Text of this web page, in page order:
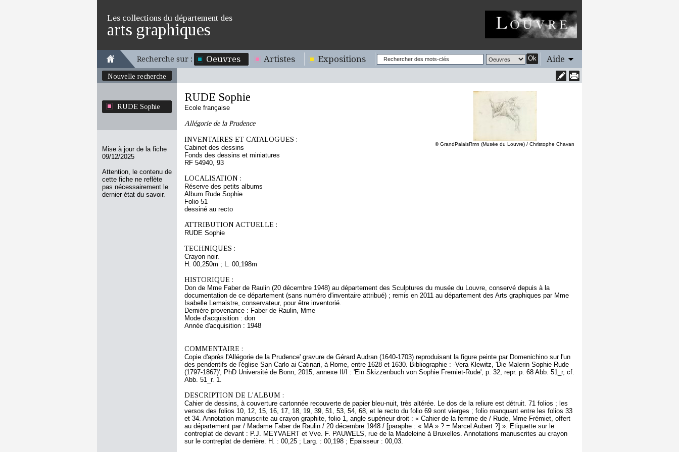
Les collections du département des
arts graphiques
Recherche sur : Oeuvres Artistes Expositions Ok Aide
Nouvelle recherche
RUDE Sophie
Mise à jour de la fiche
09/12/2025
Attention, le contenu de
cette fiche ne reflète
pas nécessairement le
dernier état du savoir.
© GrandPalaisRmn (Musée du Louvre) / Christophe Chavan
RUDE Sophie
Ecole française
Allégorie de la Prudence
INVENTAIRES ET CATALOGUES :
Cabinet des dessins
Fonds des dessins et miniatures
RF 54940, 93
LOCALISATION :
Réserve des petits albums
Album Rude Sophie
Folio 51
dessiné au recto
ATTRIBUTION ACTUELLE :
RUDE Sophie
TECHNIQUES :
Crayon noir.
H. 00,250m ; L. 00,198m
HISTORIQUE :
Don de Mme Faber de Raulin (20 décembre 1948) au département des Sculptures du musée du Louvre, conservé depuis à la
documentation de ce département (sans numéro d'inventaire attribué) ; remis en 2011 au département des Arts graphiques par Mme
Isabelle Lemaistre, conservateur, pour être inventorié.
Dernière provenance : Faber de Raulin, Mme
Mode d'acquisition : don
Année d'acquisition : 1948
COMMENTAIRE :
Copie d'après l'Allégorie de la Prudence' gravure de Gérard Audran (1640-1703) reproduisant la figure peinte par Domenichino sur l'un
des pendentifs de l'église San Carlo ai Catinari, à Rome, entre 1628 et 1630. Bibliographie : -Vera Klewitz, 'Die Malerin Sophie Rude
(1797-1867)', PhD Université de Bonn, 2015, annexe II/I : 'Ein Skizzenbuch von Sophie Fremiet-Rude', p. 32, repr. p. 68 Abb. 51_r, cf.
Abb. 51_r. 1.
DESCRIPTION DE L'ALBUM :
Cahier de dessins, à couverture cartonnée recouverte de papier bleu-nuit, très altérée. Le dos de la reliure est détruit. 71 folios ; les
versos des folios 10, 12, 15, 16, 17, 18, 19, 39, 51, 53, 54, 68, et le recto du folio 69 sont vierges ; folio manquant entre les folios 33
et 34. Annotation manuscrite au crayon graphite, folio 1, angle supérieur droit : « Cahier de la femme de / Rude, Mme Frémiet, offert
au département par / Madame Faber de Raulin / 20 décembre 1948 / [paraphe : « MA » ? = Marcel Aubert ?] ». Etiquette sur le
contreplat de devant : P.J. MEYVAERT et Vve. F. PAUWELS, rue de la Madeleine à Bruxelles. Annotations manuscrites au crayon
sur le contreplat de derrière. H. : 00,25 ; Larg. : 00,198 ; Epaisseur : 00,03.